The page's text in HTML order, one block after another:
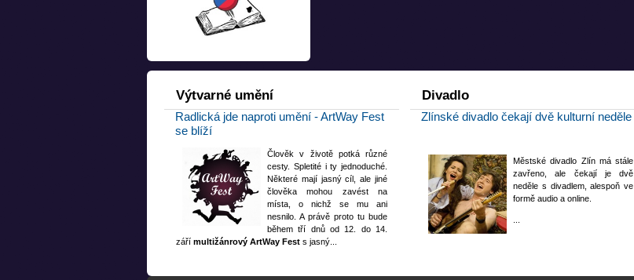
Výtvarné umění
Radlická jde naproti umění - ArtWay Fest
se blíží
Člověk v životě potká různé
cesty. Spletité i ty jednoduché.
Některé mají jasný cíl, ale jiné
člověka mohou zavést na
místa, o nichž se mu ani
nesnilo. A právě proto tu bude
během tří dnů od 12. do 14.
září multižánrový ArtWay Fest s jasný...
Divadlo
Zlínské divadlo čekají dvě kulturní neděle
Městské divadlo Zlín má stále
zavřeno, ale čekají je dvě
neděle s divadlem, alespoň ve
formě audio a online.